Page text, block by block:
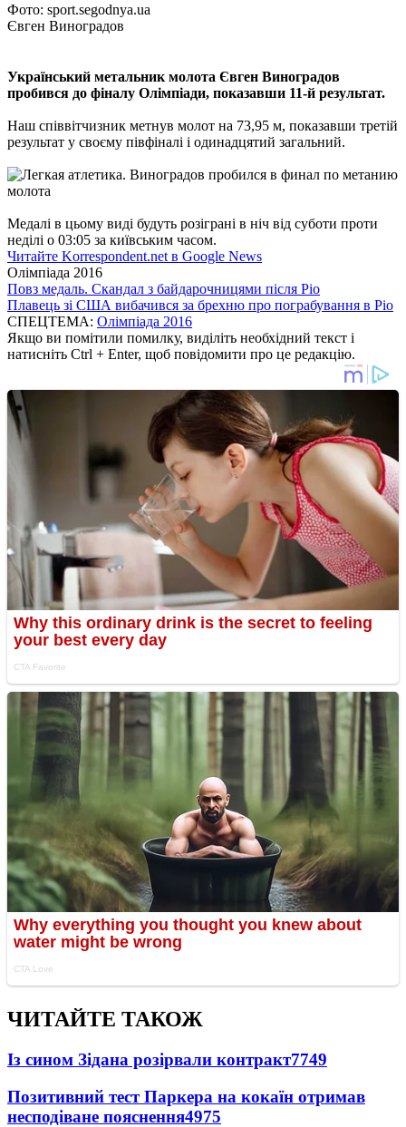
Фото: sport.segodnya.ua
Євген Виноградов
Український метальник молота Євген Виноградов
пробився до фіналу Олімпіади, показавши 11-й результат.
Наш співвітчизник метнув молот на 73,95 м, показавши третій
результат у своєму півфіналі і одинадцятий загальний.
Медалі в цьому виді будуть розіграні в ніч від суботи проти
неділі о 03:05 за київським часом.
Читайте Korrespondent.net в Google News
Олімпіада 2016
Повз медаль. Скандал з байдарочницями після Ріо
Плавець зі США вибачився за брехню про пограбування в Ріо
СПЕЦТЕМА: Олімпіада 2016
Якщо ви помітили помилку, виділіть необхідний текст і
натисніть Ctrl + Enter, щоб повідомити про це редакцію.
ЧИТАЙТЕ ТАКОЖ
Із сином Зідана розірвали контракт7749
Позитивний тест Паркера на кокаїн отримав
несподіване пояснення4975